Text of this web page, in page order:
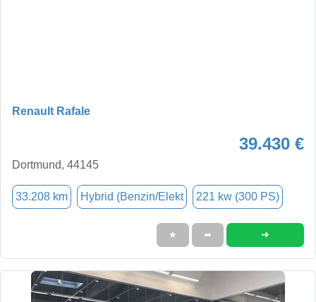
Renault Rafale
39.430 €
Dortmund, 44145
33.208 km Hybrid (Benzin/Elekt 221 kw (300 PS)
★ ➦ ➜